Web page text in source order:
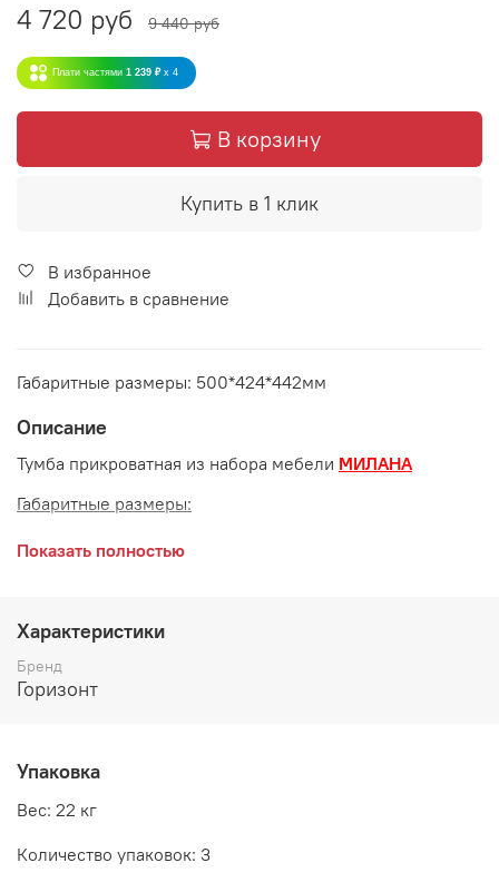
4 720 руб 9 440 руб
Плати частями 1 239 ₽ x 4
В корзину
Купить в 1 клик
В избранное
Добавить в сравнение
Габаритные размеры: 500*424*442мм
Описание
Тумба прикроватная из набора мебели МИЛАНА
Габаритные размеры:
длина 500 мм
высота 442 мм
Возможные расцветки:
Корпус - ЛДСП Белый
Сосна Гранд
Производитель:
Показать полностью
Характеристики
Бренд
Горизонт
Упаковка
Вес: 22 кг
Количество упаковок: 3